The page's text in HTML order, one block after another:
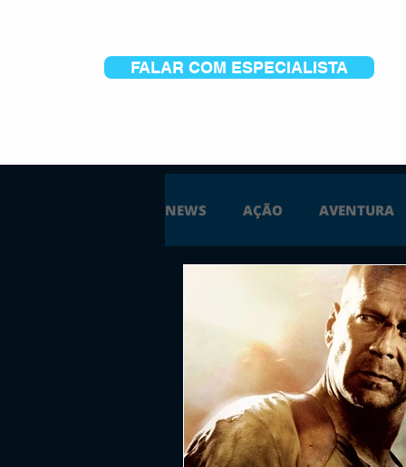
FALAR COM ESPECIALISTA
NEWS AÇÃO AVENTURA
SIMULAÇÃO
XBOX ONE
PLATAFORMA FPS